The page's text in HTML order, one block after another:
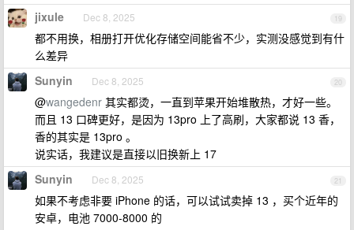
19
jixule Dec 8, 2025
都不用换，相册打开优化存储空间能省不少，实测没感觉到有什
么差异
20
Sunyin Dec 8, 2025
@wangedenr 其实都烫，一直到苹果开始堆散热，才好一些。
而且 13 口碑更好，是因为 13pro 上了高刷，大家都说 13 香，
香的其实是 13pro 。
说实话，我建议是直接以旧换新上 17
21
Sunyin Dec 8, 2025
如果不考虑非要 iPhone 的话，可以试试卖掉 13 ，买个近年的
安卓，电池 7000-8000 的